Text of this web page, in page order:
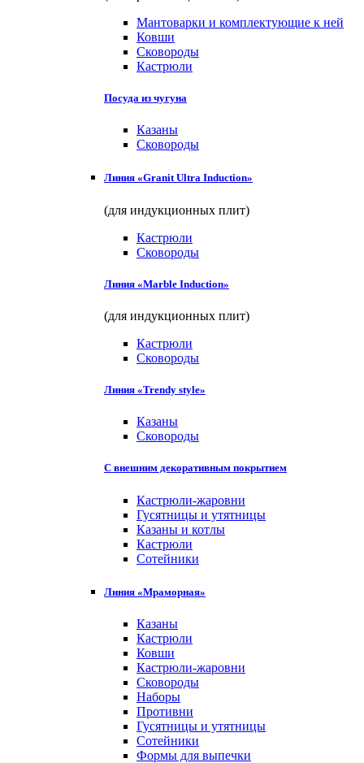
Мантоварки и комплектующие к ней
Ковши
Сковороды
Кастрюли
Посуда из чугуна
Казаны
Сковороды
Линия «Granit Ultra Induction»
(для индукционных плит)
Кастрюли
Сковороды
Линия «Marble Induction»
(для индукционных плит)
Кастрюли
Сковороды
Линия «Trendy style»
Казаны
Сковороды
С внешним декоративным покрытием
Кастрюли-жаровни
Гусятницы и утятницы
Казаны и котлы
Кастрюли
Сотейники
Линия «Мраморная»
Казаны
Кастрюли
Ковши
Кастрюли-жаровни
Сковороды
Наборы
Противни
Гусятницы и утятницы
Сотейники
Формы для выпечки